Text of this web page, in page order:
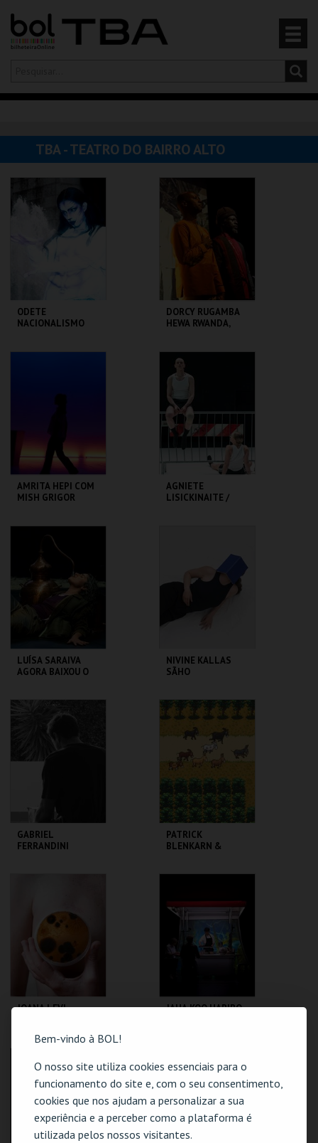
Bem-vindo à BOL!
O nosso site utiliza cookies essenciais para o
funcionamento do site e, com o seu consentimento,
cookies que nos ajudam a personalizar a sua
experiência e a perceber como a plataforma é
utilizada pelos nossos visitantes.
Olá,iniciar sessão
CARRINHO
EVENTOS
CARTÕES
PRODUTOS
TBA - TEATRO DO BAIRRO ALTO
ODETE
NACIONALISMO
DORCY RUGAMBA
HEWA RWANDA,
TBA - TEATRO
BAIRRO ALTO
MAIS INFO
COMPRAR
AMRITA HEPI COM
MISH GRIGOR
BAIRRO ALTO
MAIS INFO
AGNIETE
LISICKINAITE /
MAIS INFO
COMPRAR
LUÍSA SARAIVA
AGORA BAIXOU O
TBA - TEATRO
BAIRRO ALTO
MAIS INFO
COMPRAR
NIVINE KALLAS
SÃHO
TBA - TEATRO
BAIRRO ALTO
MAIS INFO
COMPRAR
GABRIEL
FERRANDINI
MAIS INFO
COMPRAR
PATRICK
BLENKARN &
COMPRAR
JOANA LEVI
BAIRRO ALTO
MAIS INFO
COMPRAR
JAHA KOO HARIBO
BAIRRO ALTO
MAIS INFO